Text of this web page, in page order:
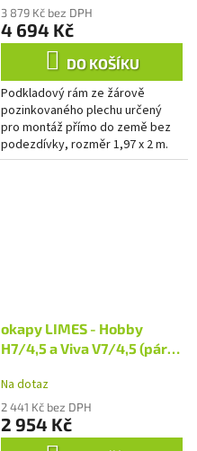
3 879 Kč bez DPH
4 694 Kč
DO KOŠÍKU
Podkladový rám ze žárově
pozinkovaného plechu určený
pro montáž přímo do země bez
podezdívky, rozměr 1,97 x 2 m.
okapy LIMES - Hobby
H7/4,5 a Viva V7/4,5 (pár)
Na dotaz
2 441 Kč bez DPH
2 954 Kč